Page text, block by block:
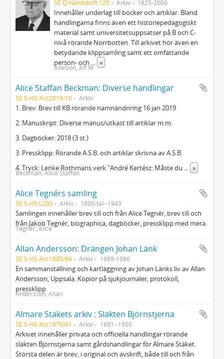
SE Q Handskrift 125 Arkiv 1825-2006
Innehåller underlag till böcker och artiklar. Bland
handlingarna finns även ett historiepedagogiskt
material samt universitetsuppsatser på B och C-
nivå rörande Norrbotten. Till arkivet hör även en
betydande klippsamling samt ett omfattande
person- och ... »
Axelson, Alf W
Alice Staffan Beckman: Diverse handlingar
SE S-HS Acc2019/10 Arkiv
1. Brev: Brev till KB rörande namnändnring 16 jan 2019
2. Manuskript: Diverse manus/utkast till artiklar m.m.
3. Dagböcker: 2018 (3 st.)
3. Pressklipp: Rörande A.S.B. och artiklar skrivna av A.S.B.
4. Tryck: Lenke Rothmans verk "André Kertész: Måste du ... »
Beckman, Alice Staffan
Alice Tegnérs samling
SE S-HS L203 Arkiv 1800-tal--1943
Samlingen innehåller brev till och från Alice Tegnér, brev till och
från Jakob Tegnér, biographica, dagböcker, pressklipp med mera.
Tegnér, Alice
Allan Andersson: Drängen Johan Länk
SE S-HS Acc1985/84 Arkiv 1969-1986
En sammanställning och kartläggning av Johan Länks liv av Allan
Andersson, Uppsala. Kopior på sjukjournaler, protokoll,
pressklipp
Andersson, Allan
Almare Stäkets arkiv : Släkten Björnstjerna
SE S-HS Acc1970/41 Arkiv 1691--1950
Arkivet innehåller privata och officiella handlingar rörande
släkten Björnstjerna samt gårdshandlingar för Almare Stäket.
Största delen är brev, i original och avskrift, både till och från